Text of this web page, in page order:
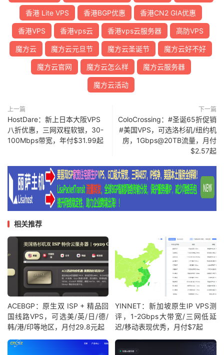
香港 Lite VPS 香港BGP优惠 香港CN2 GIA优惠
香港VPS 香港vps云 香港vps云服务器 高防VPS
魔方云 魔方云元旦节 魔方云圣诞节 魔方云好不好
魔方云官网 魔方云怎么样 魔方云服务器
魔方云活动
上一篇
HostDare：新上日本大阪VPS
八折优惠，三网双程软银，30-
100Mbps带宽，年付$31.99起
下一篇
ColoCrossing：#圣诞65折促销
#美国VPS，可选洛杉矶/纽约机
房，1Gbps@20TB流量，月付
$2.57起
相关推荐
ACEBGP：原生双 ISP + 精品回
国线路VPS，可选美/英/日/德/
韩/港/印等地区，月付29.8元起
YINNET：新加坡原生IP VPS测
评，1-2Gbps大带宽/三网低延
迟/移动表现优秀，月付$7起